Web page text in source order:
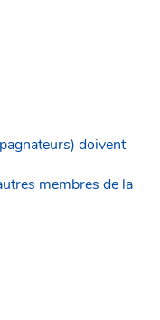
doivent
membres de la